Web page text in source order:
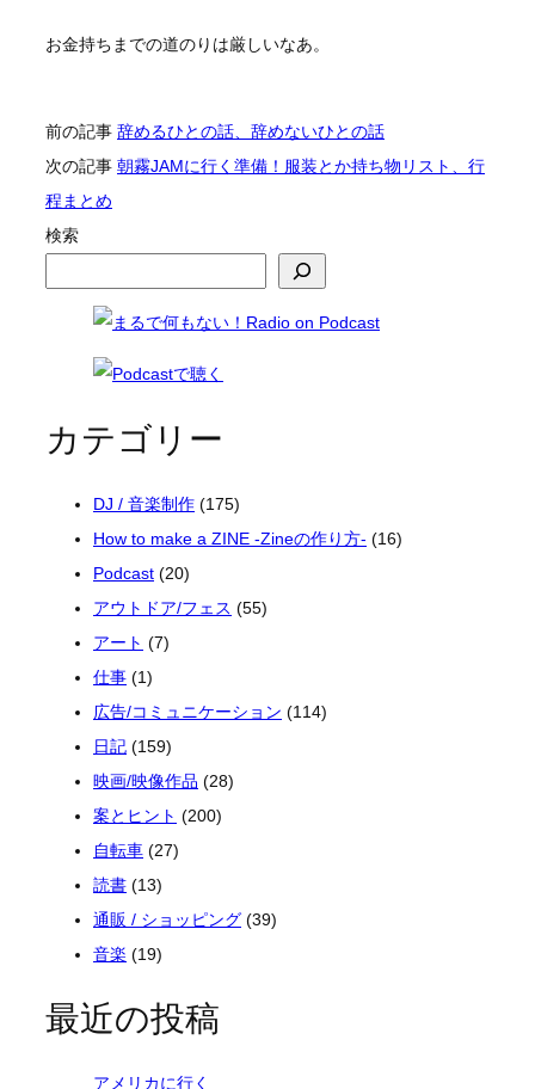
お金持ちまでの道のりは厳しいなあ。
前の記事 辞めるひとの話、辞めないひとの話
次の記事 朝霧JAMに行く準備！服装とか持ち物リスト、行
程まとめ
検索
カテゴリー
DJ / 音楽制作 (175)
How to make a ZINE -Zineの作り方- (16)
Podcast (20)
アウトドア/フェス (55)
アート (7)
仕事 (1)
広告/コミュニケーション (114)
日記 (159)
映画/映像作品 (28)
案とヒント (200)
自転車 (27)
読書 (13)
通販 / ショッピング (39)
音楽 (19)
最近の投稿
アメリカに行く